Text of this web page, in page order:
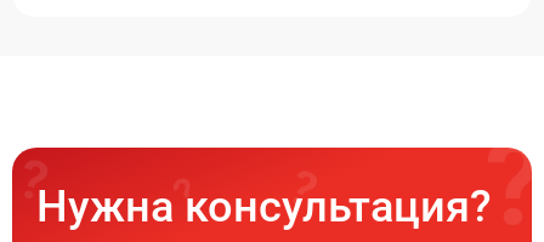
Нужна консультация?